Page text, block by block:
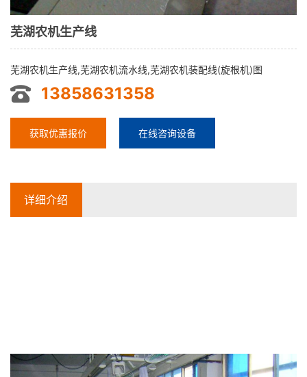
芜湖农机生产线
芜湖农机生产线,芜湖农机流水线,芜湖农机装配线(旋根机)图
13858631358
获取优惠报价 在线咨询设备
详细介绍